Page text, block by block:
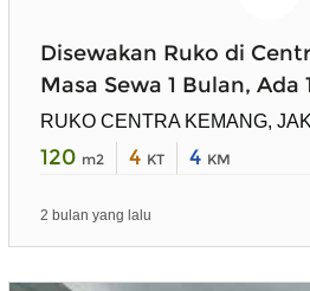
Disewakan Ruko di
Masa Sewa 1 Bulan, Ada
RUKO CENTRA KEMANG,
120 m2 4 KT 4 KM
2 bulan yang lalu